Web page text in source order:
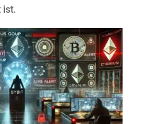
ist.